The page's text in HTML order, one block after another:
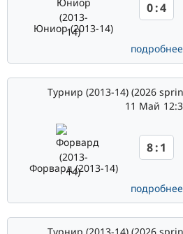
Юниор (2013-14)
0:4
подробнее
Турнир (2013-14) (2026
11 Май
Форвард (2013-14)
8:1
подробнее